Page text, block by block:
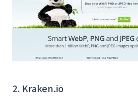
2. Kraken.io